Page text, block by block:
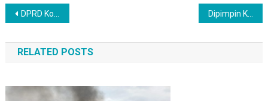
Navigasi
pos
DPRD Kota Pematang Siantar Sampaikan Rekomendasi Terkait Pembangunan di Lahan GOR Dipimpin Kapolsek Dan Di Saksikan Para Stakeholder Setempat, Kepolisian Sektor Parapat Musnahkan Puluhan Knalpot Bising
RELATED POSTS